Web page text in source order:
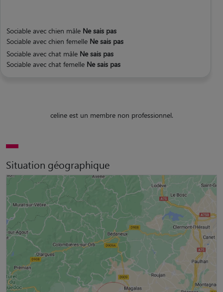
Sociable avec chien mâle Ne sais pas
Sociable avec chien femelle Ne sais pas
Sociable avec chat mâle Ne sais pas
Sociable avec chat femelle Ne sais pas
celine est un membre non professionnel.
Situation géographique